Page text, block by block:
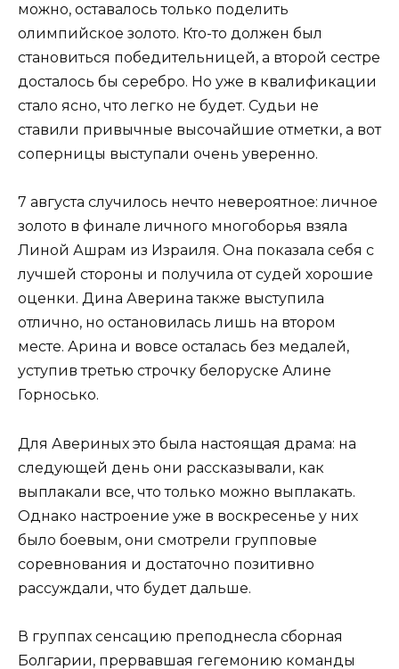
можно, оставалось только поделить
олимпийское золото. Кто-то должен был
становиться победительницей, а второй сестре
досталось бы серебро. Но уже в квалификации
стало ясно, что легко не будет. Судьи не
ставили привычные высочайшие отметки, а вот
соперницы выступали очень уверенно.
7 августа случилось нечто невероятное: личное
золото в финале личного многоборья взяла
Линой Ашрам из Израиля. Она показала себя с
лучшей стороны и получила от судей хорошие
оценки. Дина Аверина также выступила
отлично, но остановилась лишь на втором
месте. Арина и вовсе осталась без медалей,
уступив третью строчку белоруске Алине
Горносько.
Для Авериных это была настоящая драма: на
следующей день они рассказывали, как
выплакали все, что только можно выплакать.
Однако настроение уже в воскресенье у них
было боевым, они смотрели групповые
соревнования и достаточно позитивно
рассуждали, что будет дальше.
В группах сенсацию преподнесла сборная
Болгарии, прервавшая гегемонию команды